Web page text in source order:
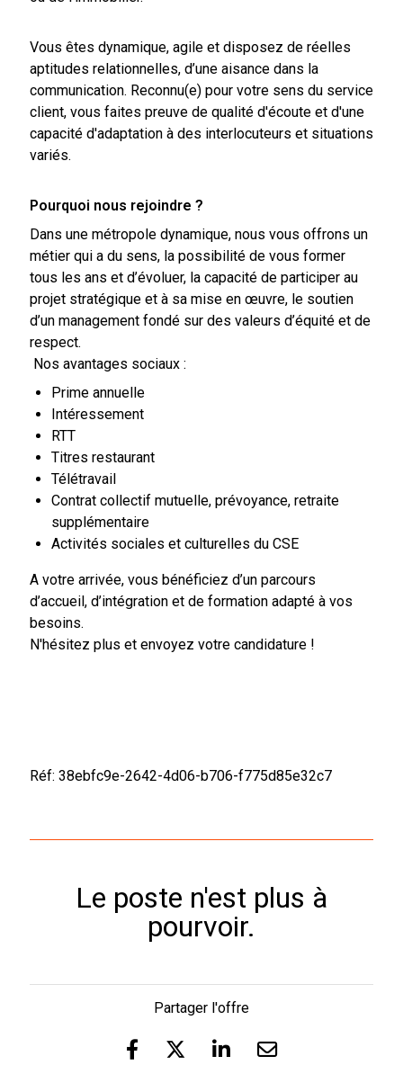
Vous êtes dynamique, agile et disposez de réelles
aptitudes relationnelles, d’une aisance dans la
communication. Reconnu(e) pour votre sens du service
client, vous faites preuve de qualité d'écoute et d'une
capacité d'adaptation à des interlocuteurs et situations
variés.
Pourquoi nous rejoindre ?
Dans une métropole dynamique, nous vous offrons un
métier qui a du sens, la possibilité de vous former
tous les ans et d’évoluer, la capacité de participer au
projet stratégique et à sa mise en œuvre, le soutien
d’un management fondé sur des valeurs d’équité et de
respect.
Nos avantages sociaux :
Prime annuelle
Intéressement
RTT
Titres restaurant
Télétravail
Contrat collectif mutuelle, prévoyance, retraite
supplémentaire
Activités sociales et culturelles du CSE
A votre arrivée, vous bénéficiez d’un parcours
d’accueil, d’intégration et de formation adapté à vos
besoins.
N'hésitez plus et envoyez votre candidature !
Réf: 38ebfc9e-2642-4d06-b706-f775d85e32c7
Le poste n'est plus à
pourvoir.
Partager l'offre